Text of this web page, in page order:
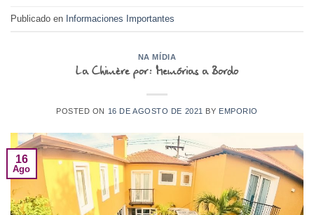
Publicado en Informaciones Importantes
NA MÍDIA
La Chimère por: Memórias a Bordo
POSTED ON 16 DE AGOSTO DE 2021 BY EMPORIO
16
Ago